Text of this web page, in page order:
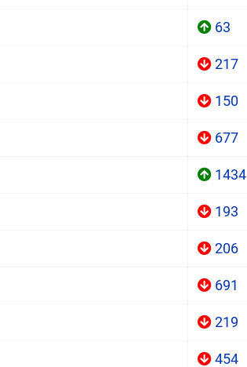
63
217
150
677
1434
193
206
691
219
454